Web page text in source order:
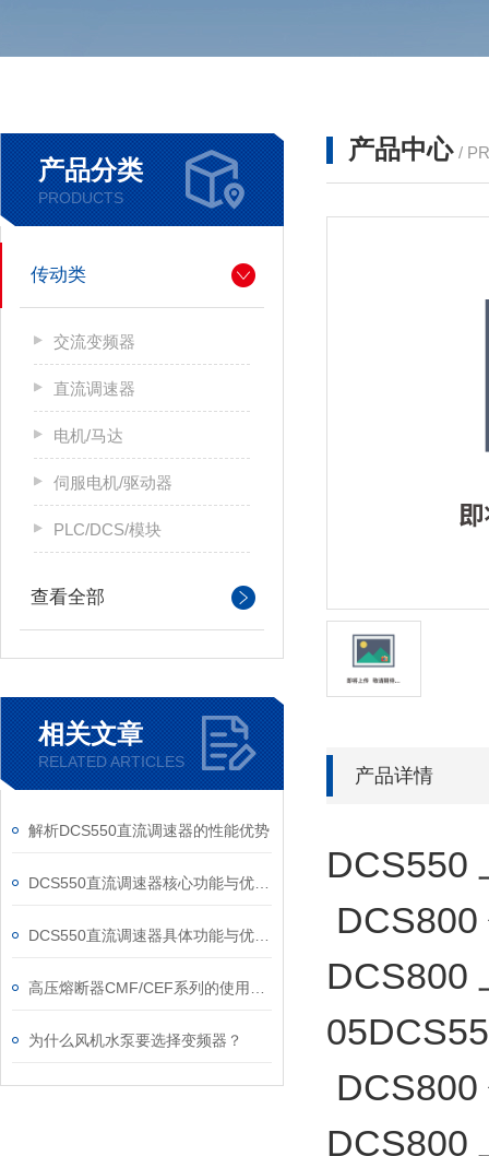
产品分类
PRODUCTS
传动类
交流变频器
直流调速器
电机/马达
伺服电机/驱动器
PLC/DCS/模块
查看全部
相关文章
RELATED ARTICLES
解析DCS550直流调速器的性能优势
为什么风机水泵要选择变频器？
产品中心 /
产品详情
DCS550
DCS800
DCS800